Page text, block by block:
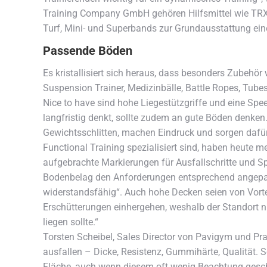
Training Company GmbH gehören Hilfsmittel wie
Turf, Mini- und Superbands zur Grundausstattung
Passende Böden
Es kristallisiert sich heraus, dass besonders
Suspension Trainer, Medizinbälle, Battle Ropes,
Nice to have sind hohe Liegestützgriffe und eine
langfristig denkt, sollte zudem an gute Böden
Gewichtsschlitten, machen Eindruck und sorgen
Functional Training spezialisiert sind, haben heute
aufgebrachte Markierungen für Ausfallschritte und
Bodenbelag den Anforderungen entsprechend
widerstandsfähig“. Auch hohe Decken seien von
Erschütterungen einhergehen, weshalb der
liegen sollte.“
Torsten Scheibel, Sales Director von Pavigym und
ausfallen – Dicke, Resistenz, Gummihärte, Qualität.